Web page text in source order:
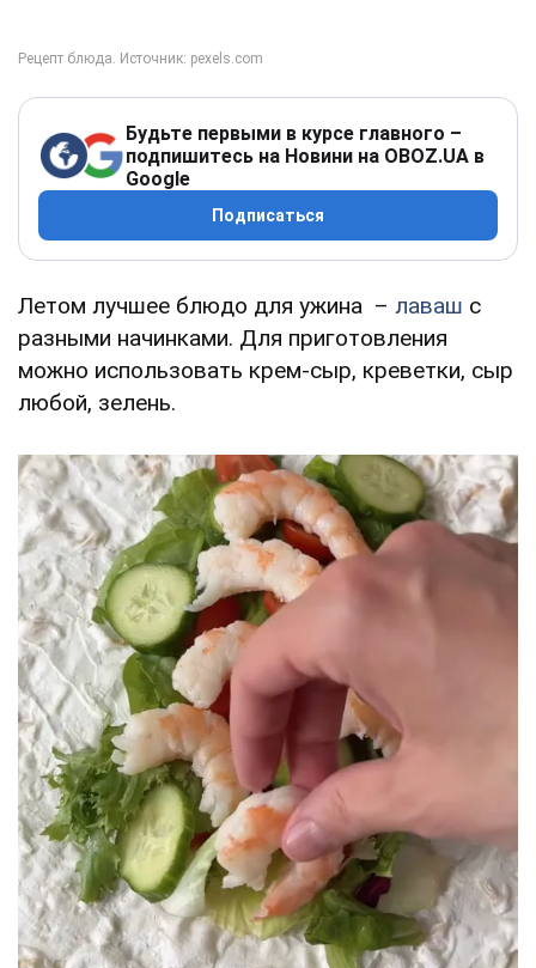
Будьте первыми в курсе главного –
подпишитесь на Новини на OBOZ.UA в
Google
Подписаться
Летом лучшее блюдо для ужина – лаваш с
разными начинками. Для приготовления
можно использовать крем-сыр, креветки, сыр
любой, зелень.